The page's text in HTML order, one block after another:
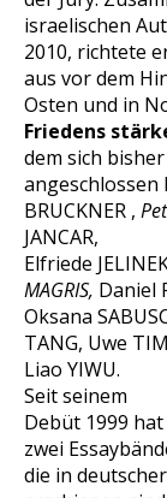
israelischen
2010, richtete
aus vor dem
Osten und in
Friedens
dem sich
angeschlossen
BRUCKNER ,
JANCAR,
Elfriede
MAGRIS, Daniel
Oksana
TANG, Uwe
Liao YIWU.
Seit seinem
Debüt 1999
zwei
die in